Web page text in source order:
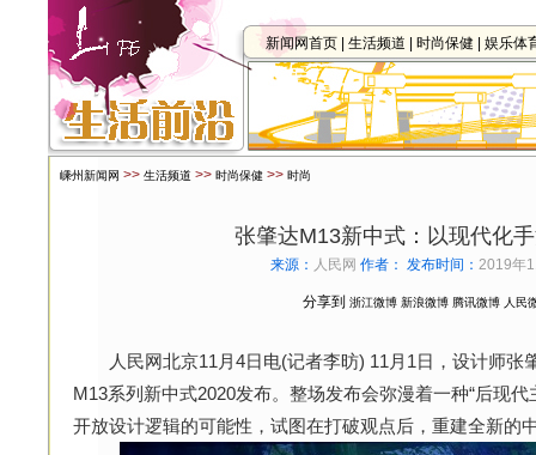
新闻网首页 生活频道 时尚保健 娱乐体
嵊州新闻网 >> 生活频道 >> 时尚保健 >> 时尚
张肇达M13新中式：以现代化
来源： 人民网 作者： 发布时间： 2019年
分享到 浙江微博 新浪微博 腾讯微博 人民
人民网北京11月4日电(记者李昉) 11月1日，设计师张
M13系列新中式2020发布。整场发布会弥漫着一种“后现
开放设计逻辑的可能性，试图在打破观点后，重建全新的